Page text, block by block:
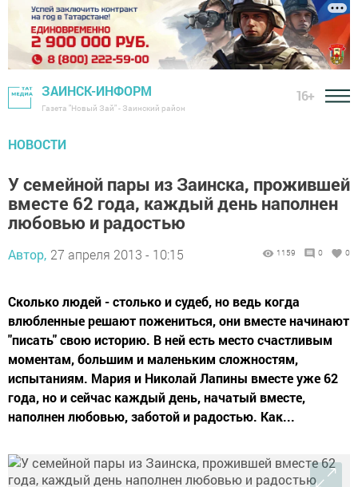
ЗАИНСК-ИНФОРМ
Газета "Новый Зай" - Заинский район
16+
НОВОСТИ
У семейной пары из Заинска, прожившей
вместе 62 года, каждый день наполнен
любовью и радостью
Автор, 27 апреля 2013 - 10:15 1159 0 0
Сколько людей - столько и судеб, но ведь когда
влюбленные решают пожениться, они вместе начинают
"писать" свою историю. В ней есть место счастливым
моментам, большим и маленьким сложностям,
испытаниям. Мария и Николай Лапины вместе уже 62
года, но и сейчас каждый день, начатый вместе,
наполнен любовью, заботой и радостью. Как...